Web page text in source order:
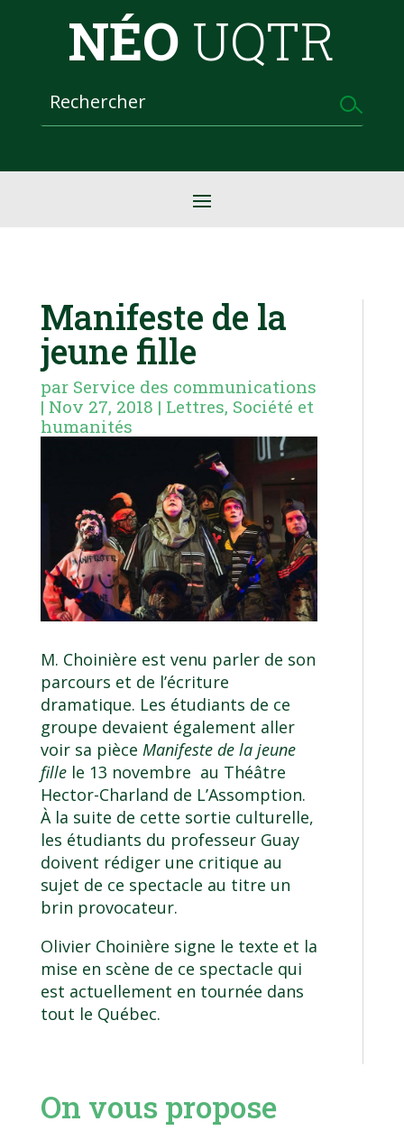
NÉO UQTR
Manifeste de la
jeune fille
par Service des communications
| Nov 27, 2018 | Lettres, Société et
humanités
M. Choinière est venu parler de son
parcours et de l’écriture
dramatique. Les étudiants de ce
groupe devaient également aller
voir sa pièce Manifeste de la jeune
fillele 13 novembre au Théâtre
Hector-Charland de L’Assomption.
À la suite de cette sortie culturelle,
les étudiants du professeur Guay
doivent rédiger une critique au
sujet de ce spectacle au titre un
brin provocateur.
Olivier Choinière signe le texte et la
mise en scène de ce spectacle qui
est actuellement en tournée dans
tout le Québec.
On vous propose